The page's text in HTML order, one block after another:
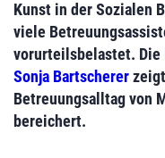
Kunst in der Sozialen
viele
vorurteilsbelastet. Die
Sonja Bartscherer
Betreuungsalltag von
bereichert.